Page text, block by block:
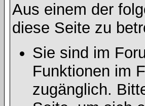
Aus einem der
diese Seite zu
Sie sind im
Funktionen im
zugänglich.